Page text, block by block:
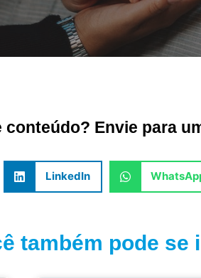
conteúdo? Envie para
LinkedIn
também pode se